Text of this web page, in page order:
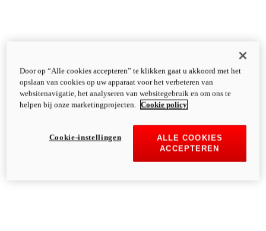
Door op “Alle cookies accepteren” te klikken gaat u akkoord met het
opslaan van cookies op uw apparaat voor het verbeteren van
websitenavigatie, het analyseren van websitegebruik en om ons te
helpen bij onze marketingprojecten.
Cookie policy
ALLE COOKIES
ACCEPTEREN
Cookie-instellingen